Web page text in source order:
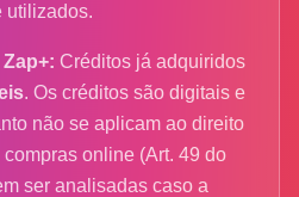
utilizados.
Créditos já adquiridos
. Os créditos são digitais e
não se aplicam ao direito
online (Art. 49 do
ser analisadas caso a